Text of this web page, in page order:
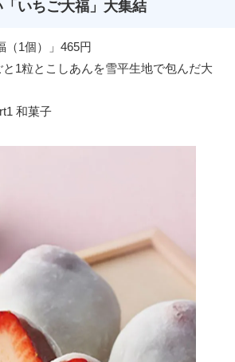
いちご大福」大集結
（1個）」465円
1粒とこしあんを雪平生地で包んだ大
和菓子